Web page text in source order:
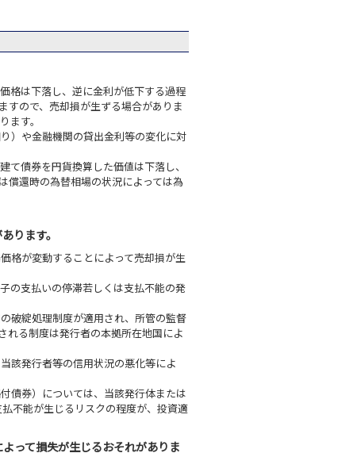
格は下落し、逆に金利が低下する過程
すので、売却損が生ずる場合がありま
す。
）や金融機関の貸出金利等の変化に対
債券を円貨換算した価値は下落し、
償還時の為替相場の状況によっては為
ります。
格が変動することによって売却損が生
の支払いの停滞若しくは支払不能の発
破綻処理制度が適用され、所管の監督
れる制度は発行者の本拠所在地国によ
該発行者等の信用状況の悪化等によ
債券）については、当該発行体または
不能が生じるリスクの程度が、投資適
って損失が生じるおそれがありま